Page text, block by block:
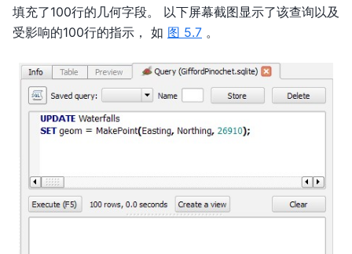
填充了100行的几何字段。 以下屏幕截图显示了该查询以及
受影响的100行的指示， 如 图 5.7 。